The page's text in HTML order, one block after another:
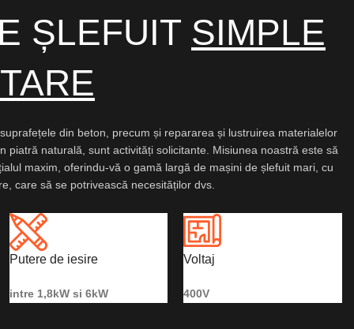
ȘLEFUIT SIMPLE
din beton, precum și repararea și lustruirea materialelor
piatră naturală, sunt activități solicitante. Misiunea noastră este să
maxim, oferindu-vă o gamă largă de mașini de șlefuit mari, cu
care să se potrivească necesităților dvs.
Putere de iesire
intre 1,8kW si 6kW
Voltaj
400V